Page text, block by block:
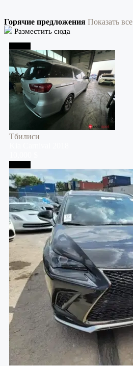
Горячие предложения Показать все
Разместить сюда
Тбилиси